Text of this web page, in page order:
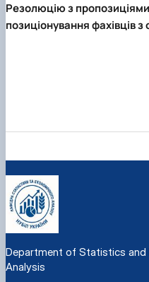
Резолюцію з
позиціонування фахівців з
Department of Statistics and
Analysis